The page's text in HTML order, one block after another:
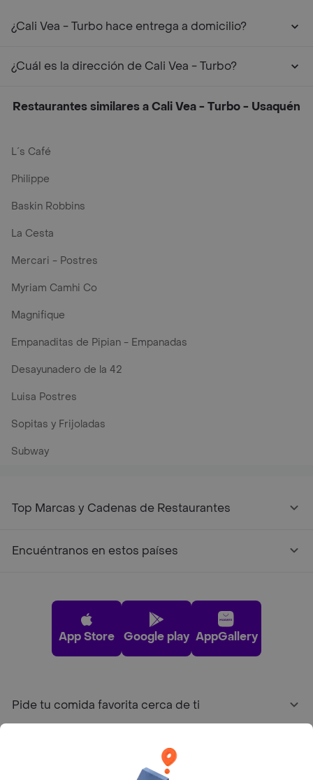
¿Cali Vea - Turbo hace entrega a domicilio?
¿Cuál es la dirección de Cali Vea - Turbo?
Restaurantes similares a Cali Vea - Turbo - Usaquén
L´s Café
Philippe
Baskin Robbins
La Cesta
Mercari - Postres
Myriam Camhi Co
Magnifique
Empanaditas de Pipian - Empanadas
Desayunadero de la 42
Luisa Postres
Sopitas y Frijoladas
Subway
Top Marcas y Cadenas de Restaurantes
Encuéntranos en estos países
App Store Google play AppGallery
Pide tu comida favorita cerca de ti